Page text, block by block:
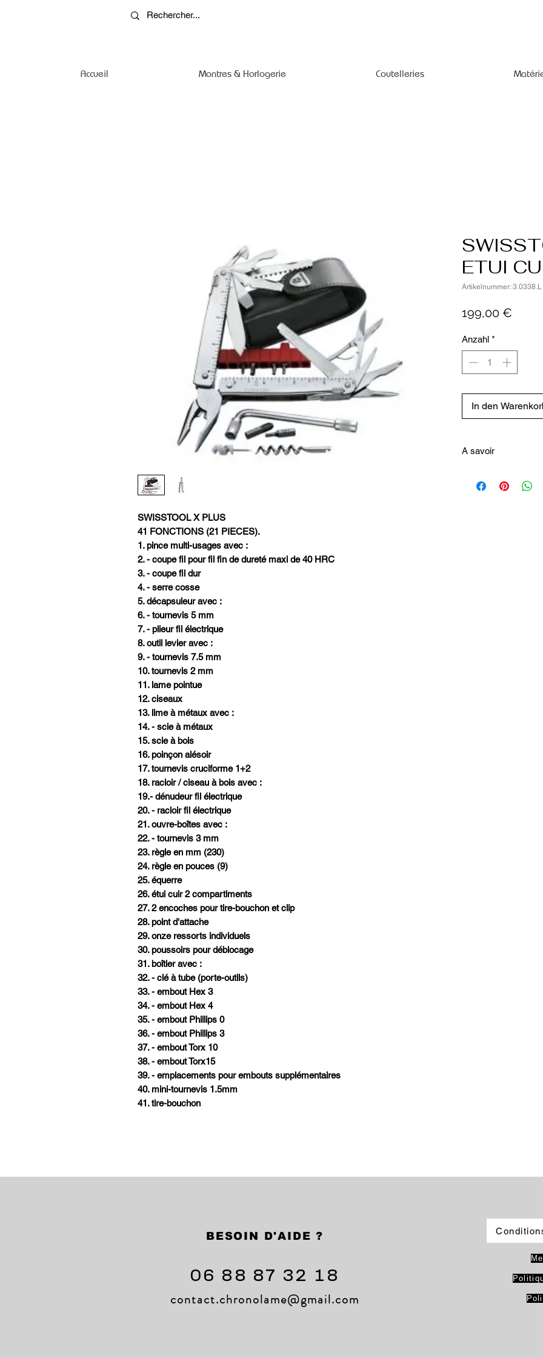
Accueil Montres & Horlogerie Coutelleries
SWISSTOOL X PLUS
41 FONCTIONS (21 PIECES).
1. pince multi-usages avec :
2. - coupe fil pour fil fin de dureté maxi de 40 HRC
3. - coupe fil dur
4. - serre cosse
5. décapsuleur avec :
6. - tournevis 5 mm
7. - plieur fil électrique
8. outil levier avec :
9. - tournevis 7.5 mm
10. tournevis 2 mm
11. lame pointue
12. ciseaux
13. lime à métaux avec :
14. - scie à métaux
15. scie à bois
16. poinçon alésoir
17. tournevis cruciforme 1+2
18. racloir / ciseau à bois avec :
19.- dénudeur fil électrique
20. - racloir fil électrique
21. ouvre-boîtes avec :
22. - tournevis 3 mm
23. règle en mm (230)
24. règle en pouces (9)
25. équerre
26. étui cuir 2 compartiments
27. 2 encoches pour tire-bouchon et clip
28. point d'attache
29. onze ressorts individuels
30. poussoirs pour déblocage
31. boîtier avec :
32. - clé à tube (porte-outils)
33. - embout Hex 3
34. - embout Hex 4
35. - embout Phillips 0
36. - embout Phillips 3
37. - embout Torx 10
38. - embout Torx15
39. - emplacements pour embouts supplémentaires
40. mini-tournevis 1.5mm
41. tire-bouchon
ETUI
Artikelnummer: 3.0338.L
199,00 €
Anzahl *
In den
A savoir
qu'il soit nécessaire,
BESOIN D'AIDE ?
06 88 87 32 18
contact.chronolame@gmail.com